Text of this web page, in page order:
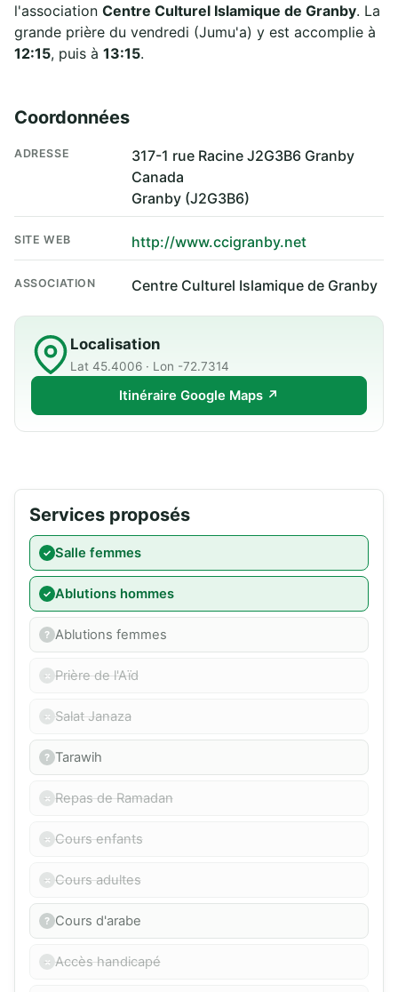
l'association Centre Culturel Islamique de Granby. La
grande prière du vendredi (Jumu'a) y est accomplie à
12:15, puis à 13:15.
Coordonnées
ADRESSE
317-1 rue Racine J2G3B6 Granby
Canada
Granby (J2G3B6)
SITE WEB http://www.ccigranby.net
ASSOCIATION Centre Culturel Islamique de Granby
Localisation
Lat 45.4006 · Lon -72.7314
Itinéraire Google Maps ↗
Services proposés
Salle femmes
Ablutions hommes
Ablutions femmes
Prière de l'Aïd
Salat Janaza
Tarawih
Repas de Ramadan
Cours enfants
Cours adultes
Cours d'arabe
Accès handicapé